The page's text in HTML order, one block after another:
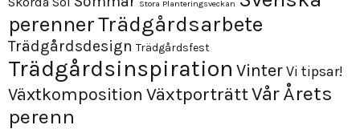
Stora Planteringsveckan
perennerTrädgårdsarbete
Trädgårdsdesign Trädgårdsfest
Trädgårdsinspiration VinterVi tipsar!
Växtkomposition VäxtporträttVårÅrets
perenn